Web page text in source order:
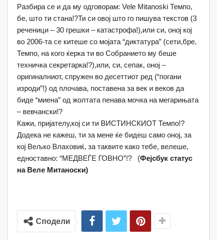
Разбира се и да му одговорам: Vele Mitanoski Темпо,
бе, што ти стана!?Ти си овој што го пишува текстов (3
реченици – 30 грешки – катастрофа!),или си, оној кој
во 2006-та се китеше со мојата “диктатура” (сети,бре,
Темпо, на кого ќерка ти во Собранието му беше
техничка секретарка!?),или, си, сепак, оној –
оригиналниот, спружен во десеттиот ред (“погани
изроди”!) од плочава, поставена за век и веков да
биде “миена” од жолтата пенава мочка на мегарињата
– вевчански!?
Кажи, пријателу,кој си ти ВИСТИНСКИОТ Темпо!?
Додека не кажеш, ти за мене ќе бидеш само оној, за
кој Вељко Влаховиќ, за таквите како тебе, велеше,
едноставно: “МЕДВЕЃЕ ГОВНО”!? (Фејсбук статус
на Веле Митаноски)
Сподели